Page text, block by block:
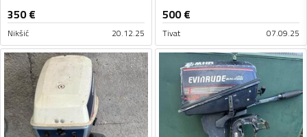
350€
Nikšić 20.12.25
500€
Tivat 07.09.25